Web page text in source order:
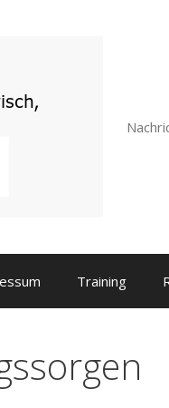
Training